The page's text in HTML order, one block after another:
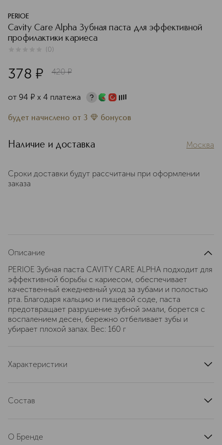
PERIOE
Cavity Care Alpha Зубная паста для эффективной
профилактики кариеса
(0)
378 ¤ 420 ¤
от 94 ¤ х 4 платежа
будет начислено от 3 бонусов
Наличие и доставка Москва
Сроки доставки будут рассчитаны при оформлении
заказа
Описание
PERIOE Зубная паста CAVITY CARE ALPHA подходит для
эффективной борьбы с кариесом, обеспечивает
качественный ежедневный уход за зубами и полостью
рта. Благодаря кальцию и пищевой соде, паста
предотвращает разрушение зубной эмали, борется с
воспалением десен, бережно отбеливает зубы и
убирает плохой запах. Вес: 160 г
Характеристики
текстура
артикул
Состав
(AROMA), CELLULOSE GUM, SODIUM
О Бренде